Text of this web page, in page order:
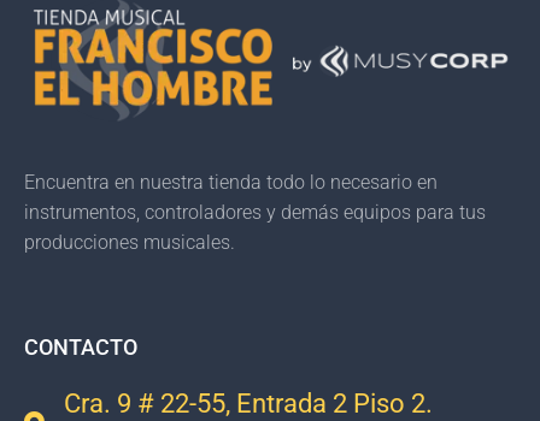
Encuentra en nuestra tienda todo lo necesario en
instrumentos, controladores y demás equipos para tus
producciones musicales.
CONTACTO
Cra. 9 # 22-55, Entrada 2 Piso 2.